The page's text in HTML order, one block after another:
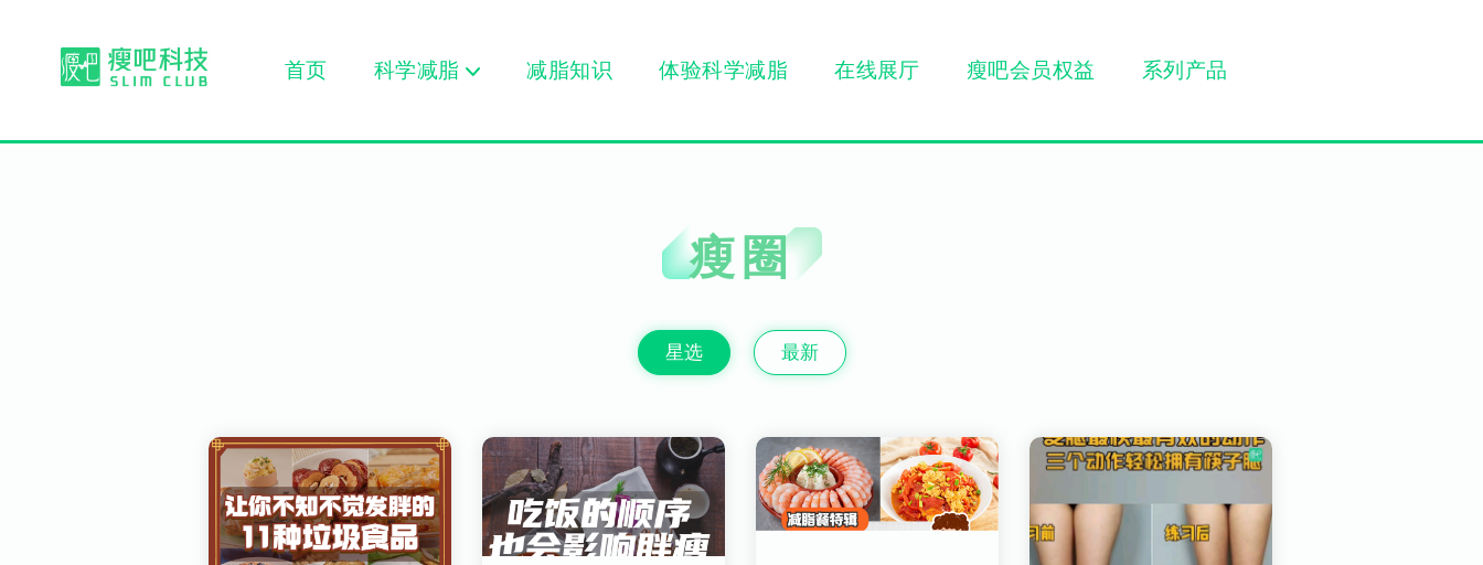
首页 科学减脂 减脂知识 体验科学减脂 在线展厅 瘦吧会员权益 系列产品
瘦圈
星选 最新